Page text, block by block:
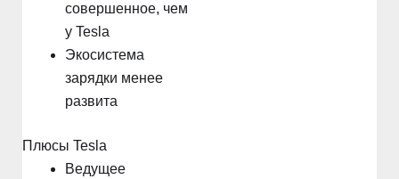
совершенное, чем
у Tesla
Экосистема
зарядки менее
развита
Плюсы Tesla
Ведущее